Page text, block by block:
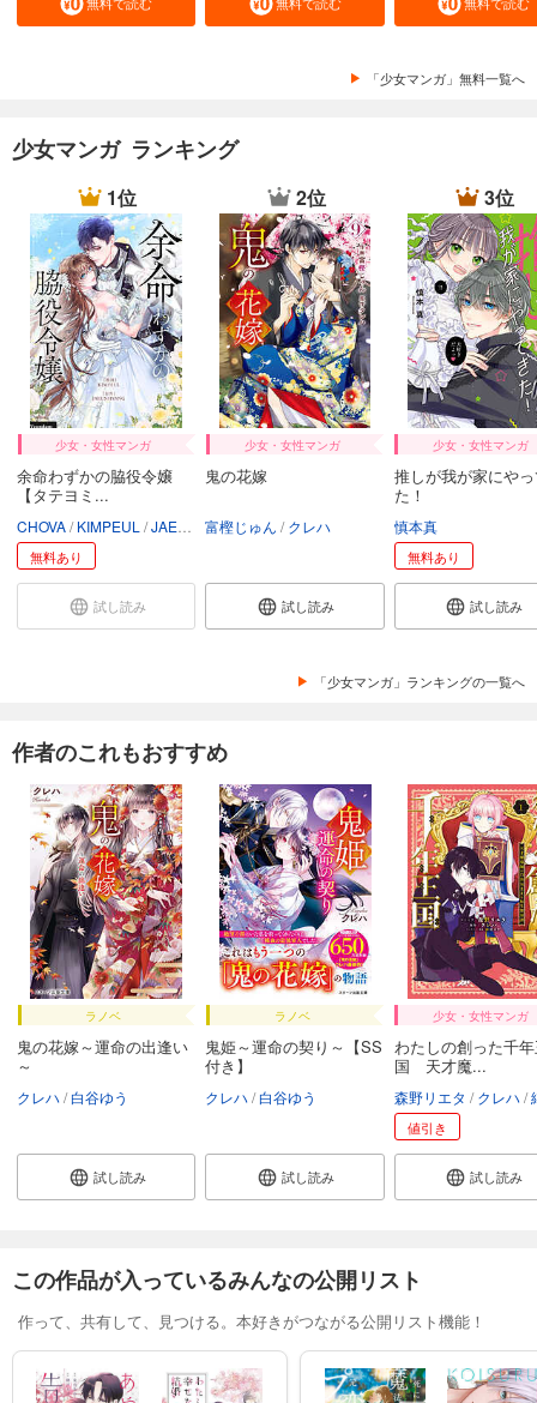
「少女マンガ」無料一覧へ
少女マンガ ランキング
1位
少女・女性マンガ
余命わずかの脇役令嬢
【タテヨミ...
CHOVA KIMPEUL JAEUNHYANG
無料あり
試し読み
2位
少女・女性マンガ
鬼の花嫁
富樫じゅん クレハ
試し読み
3位
少女・女性マンガ
推しが我が家にや
た！
慎本真
無料あり
試し読み
「少女マンガ」ランキングの一覧へ
作者のこれもおすすめ
ラノベ
鬼の花嫁～運命の出逢い
～
クレハ 白谷ゆう
試し読み
ラノベ
鬼姫～運命の契り～【SS
付き】
クレハ 白谷ゆう
試し読み
少女・女性マンガ
わたしの創った千
国 天才魔...
森野リエタ クレハ 緋
値引き
試し読み
この作品が入っているみんなの公開リスト
作って、共有して、見つける。本好きがつながる公開リスト機能！